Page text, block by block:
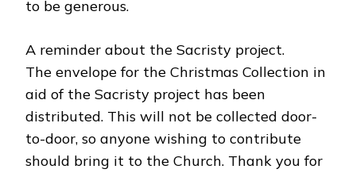
to be generous.
A reminder about the Sacristy project.
The envelope for the Christmas Collection in
aid of the Sacristy project has been
distributed. This will not be collected door-
to-door, so anyone wishing to contribute
should bring it to the Church. Thank you for